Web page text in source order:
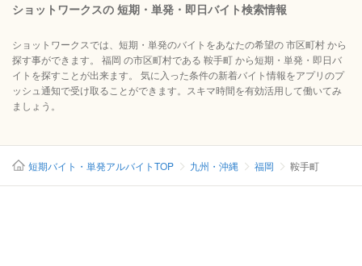
ショットワークスの 短期・単発・即日バイト検索情報
ショットワークスでは、短期・単発のバイトをあなたの希望の 市区町村 から
探す事ができます。 福岡 の市区町村である 鞍手町 から短期・単発・即日バ
イトを探すことが出来ます。 気に入った条件の新着バイト情報をアプリのプ
ッシュ通知で受け取ることができます。スキマ時間を有効活用して働いてみ
ましょう。
短期バイト・単発アルバイトTOP 九州・沖縄 福岡 鞍手町